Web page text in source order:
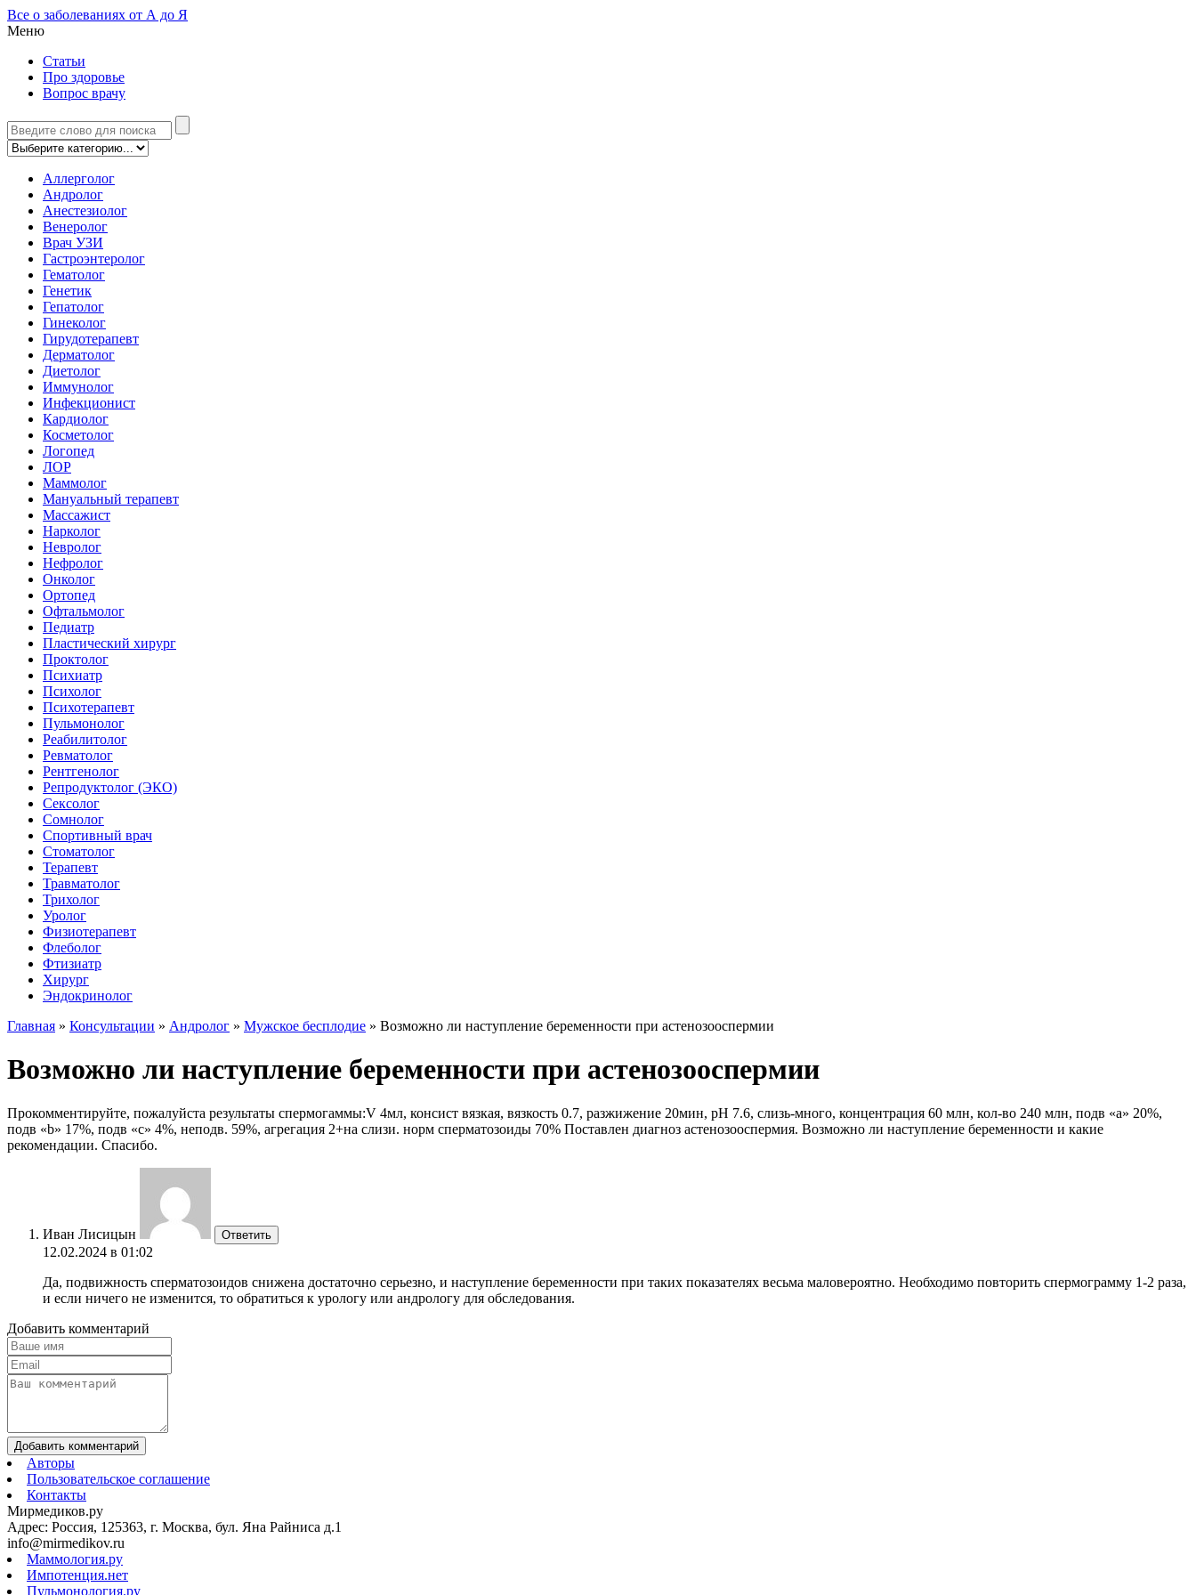
Все о заболеваниях от А до Я
Меню
Статьи
Про здоровье
Вопрос врачу
Аллерголог
Андролог
Анестезиолог
Венеролог
Врач УЗИ
Гастроэнтеролог
Гематолог
Генетик
Гепатолог
Гинеколог
Гирудотерапевт
Дерматолог
Диетолог
Иммунолог
Инфекционист
Кардиолог
Косметолог
Логопед
ЛОР
Маммолог
Мануальный терапевт
Массажист
Нарколог
Невролог
Нефролог
Онколог
Ортопед
Офтальмолог
Педиатр
Пластический хирург
Проктолог
Психиатр
Психолог
Психотерапевт
Пульмонолог
Реабилитолог
Ревматолог
Рентгенолог
Репродуктолог (ЭКО)
Сексолог
Сомнолог
Спортивный врач
Стоматолог
Терапевт
Травматолог
Трихолог
Уролог
Физиотерапевт
Флеболог
Фтизиатр
Хирург
Эндокринолог
Главная » Консультации » Андролог » Мужское бесплодие » Возможно ли наступление беременности при астенозооспермии
Возможно ли наступление беременности при астенозооспермии
Прокомментируйте, пожалуйста результаты спермогаммы:V 4мл, консист вязкая, вязкость 0.7, разжижение 20мин, pH 7.6, слизь-много, концентрация 60 млн, кол-во 240 млн, подв «a» 20%,
подв «b» 17%, подв «c» 4%, неподв. 59%, агрегация 2+на слизи. норм сперматозоиды 70% Поставлен диагноз астенозооспермия. Возможно ли наступление беременности и какие
рекомендации. Спасибо.
Иван Лисицын Ответить
12.02.2024 в 01:02
Да, подвижность сперматозоидов снижена достаточно серьезно, и наступление беременности при таких показателях весьма маловероятно. Необходимо повторить спермограмму 1-2 раза,
и если ничего не изменится, то обратиться к урологу или андрологу для обследования.
Добавить комментарий
Добавить комментарий
Авторы
Пользовательское соглашение
Контакты
Мирмедиков.ру
Адрес: Россия, 125363, г. Москва, бул. Яна Райниса д.1
info@mirmedikov.ru
Маммология.ру
Импотенция.нет
Пульмонология.ру